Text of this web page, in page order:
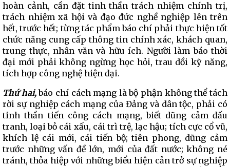
hoàn cảnh, cần đặt tinh thần trách nhiệm chính trị,
trách nhiệm xã hội và đạo đức nghề nghiệp lên trên
hết, trước hết; từng tác phẩm báo chí phải thực hiện tốt
chức năng cung cấp thông tin chính xác, khách quan,
trung thực, nhân văn và hữu ích. Người làm báo thời
đại mới phải không ngừng học hỏi, trau dồi kỹ năng,
tích hợp công nghệ hiện đại.
Thứ hai,báo chí cách mạng là bộ phận không thể tách
rời sự nghiệp cách mạng của Đảng và dân tộc, phải có
tinh thần tiến công cách mạng, biết dũng cảm đấu
tranh, loại bỏ cái xấu, cái trì trệ, lạc hậu; tích cực cổ vũ,
khích lệ cái mới, cái tiến bộ; tiên phong, dũng cảm
trước những vấn đề lớn, mới của đất nước; không né
tránh, thỏa hiệp với những biểu hiện cản trở sự nghiệp